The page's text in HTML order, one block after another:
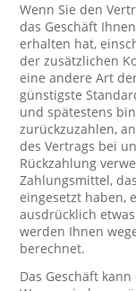
Wenn Sie den
das Geschäft
erhalten hat,
der zusätzlichen
eine andere Art
günstigste
und spätestens
zurückzuzahlen,
des Vertrags bei
Rückzahlung
Zahlungsmittel,
eingesetzt haben,
ausdrücklich
werden Ihnen
berechnet.
Das Geschäft